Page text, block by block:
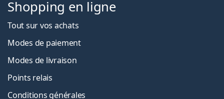
Shopping en ligne
Tout sur vos achats
Modes de paiement
Modes de livraison
Points relais
Conditions générales